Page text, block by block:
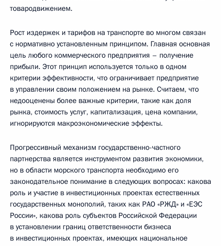
товародвижением.
Рост издержек и тарифов на транспорте во многом связан
с нормативно установленным принципом. Главная основная
цель любого коммерческого предприятия – получение
прибыли. Этот принцип используется только в одном
критерии эффективности, что ограничивает предприятие
в управлении своим положением на рынке. Считаем, что
недооценены более важные критерии, такие как доля
рынка, стоимость услуг, капитализация, цена компании,
игнорируются макроэкономические эффекты.
Прогрессивный механизм государственно-частного
партнерства является инструментом развития экономики,
но в области морского транспорта необходимо его
законодательное понимание в следующих вопросах: какова
роль и участие в инвестиционных проектах естественных
государственных монополий, таких как РАО «РЖД» и «ЕЭС
России», какова роль субъектов Российской Федерации
в установлении границ ответственности бизнеса
в инвестиционных проектах, имеющих национальное